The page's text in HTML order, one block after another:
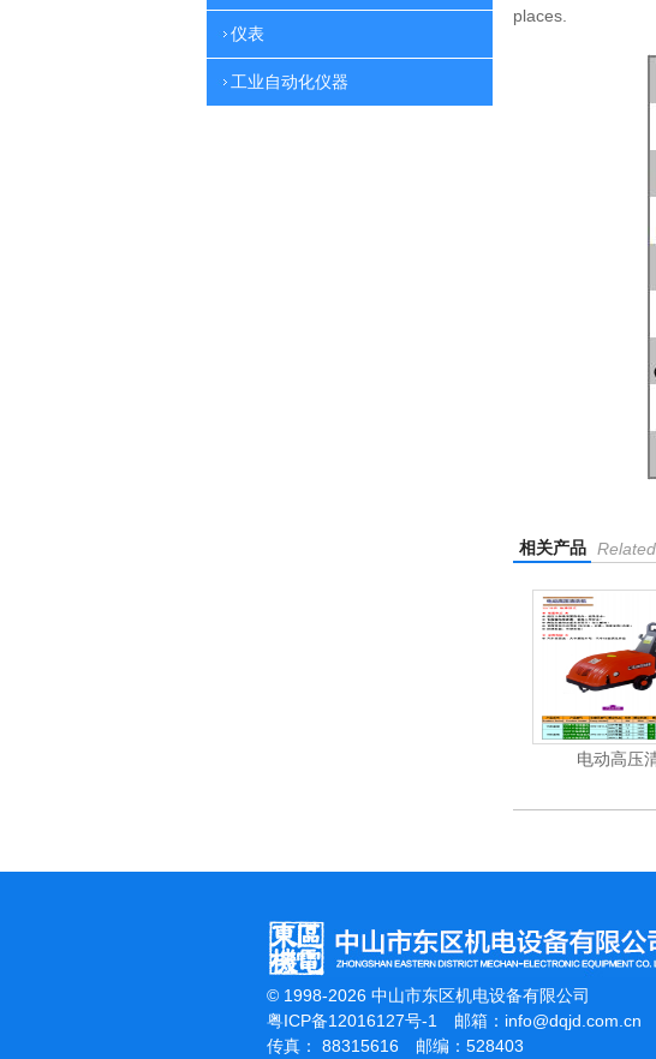
仪表
工业自动化仪器
places.
相关产品
电动高压
© 1998-2026 中山市东区机电设备有限公司
粤ICP备12016127号-1
邮箱： info@dqjd.com.cn
传真： 88315616 邮编：528403